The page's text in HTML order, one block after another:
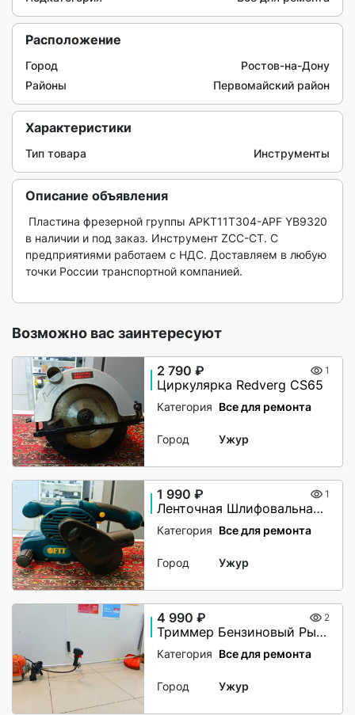
Расположение
Город
Ростов-на-Дону
Районы
Первомайский район
Характеристики
Тип товара Инструменты
Описание объявления
в наличии и под заказ. Инструмент ZCC-CT. С
предприятиями работаем с НДС. Доставляем в любую
точки России транспортной компанией.
Возможно вас заинтересуют
2 790 ₽ 1
Циркулярка Redverg CS65
Категория Все для ремонта
Город Ужур
1 990 ₽ 1
Ленточная Шлифовальная Машина FIT BS-650
Категория Все для ремонта
Город Ужур
4 990 ₽ 2
Триммер Бензиновый Рысь БТР 52
Категория Все для ремонта
Город Ужур